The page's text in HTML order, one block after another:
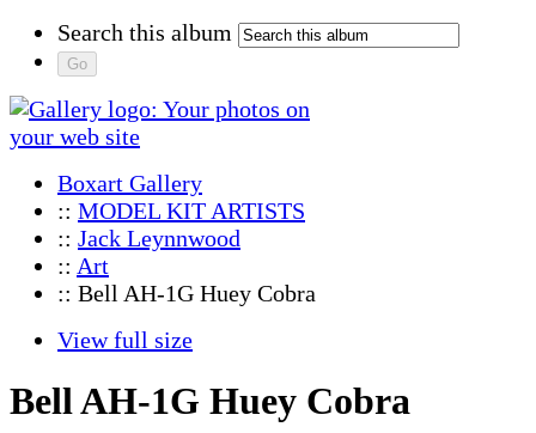
Search this album
Boxart Gallery
:: MODEL KIT ARTISTS
:: Jack Leynnwood
:: Art
:: Bell AH-1G Huey Cobra
View full size
Bell AH-1G Huey Cobra